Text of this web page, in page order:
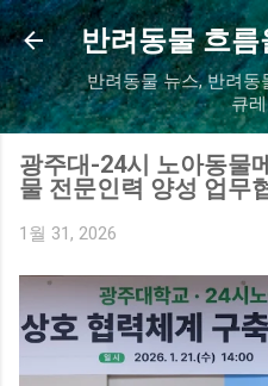
기본 콘텐
반려동물 흐
반려동물 뉴스, 반려동
큐
광주대-24시 노아동물
물 전문인력 양성 업무
1월 31, 2026